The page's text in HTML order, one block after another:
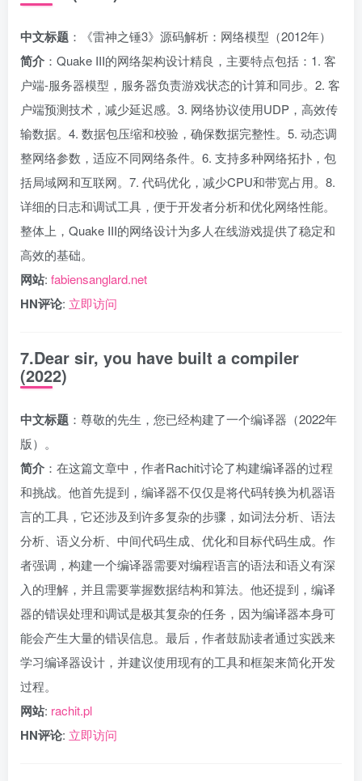
中文标题 ：《雷神之锤3》源码解析：网络模型（2012年）
简介 ：Quake III的网络架构设计精良，主要特点包括：1. 客
户端-服务器模型，服务器负责游戏状态的计算和同步。2. 客
户端预测技术，减少延迟感。3. 网络协议使用UDP，高效传
输数据。4. 数据包压缩和校验，确保数据完整性。5. 动态调
整网络参数，适应不同网络条件。6. 支持多种网络拓扑，包
括局域网和互联网。7. 代码优化，减少CPU和带宽占用。8.
详细的日志和调试工具，便于开发者分析和优化网络性能。
整体上，Quake III的网络设计为多人在线游戏提供了稳定和
高效的基础。
网站: fabiensanglard.net
HN评论: 立即访问
7.Dear sir, you have built a compiler
(2022)
中文标题 ：尊敬的先生，您已经构建了一个编译器（2022年
版）。
简介 ：在这篇文章中，作者Rachit讨论了构建编译器的过程
和挑战。他首先提到，编译器不仅仅是将代码转换为机器语
言的工具，它还涉及到许多复杂的步骤，如词法分析、语法
分析、语义分析、中间代码生成、优化和目标代码生成。作
者强调，构建一个编译器需要对编程语言的语法和语义有深
入的理解，并且需要掌握数据结构和算法。他还提到，编译
器的错误处理和调试是极其复杂的任务，因为编译器本身可
能会产生大量的错误信息。最后，作者鼓励读者通过实践来
学习编译器设计，并建议使用现有的工具和框架来简化开发
过程。
网站: rachit.pl
HN评论: 立即访问